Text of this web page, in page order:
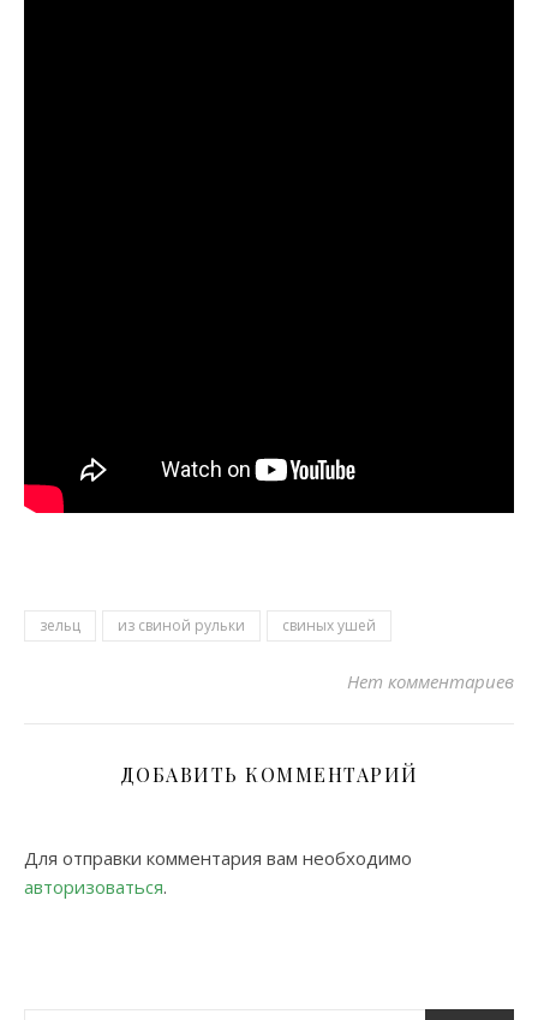
зельц из свиной рульки свиных ушей
Нет комментариев
ДОБАВИТЬ КОММЕНТАРИЙ
Для отправки комментария вам необходимо
авторизоваться.